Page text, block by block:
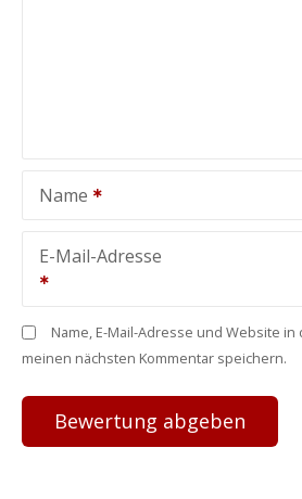
Name
E-Mail-Adresse
Name, E-Mail-Adresse und Website
meinen nächsten Kommentar speichern.